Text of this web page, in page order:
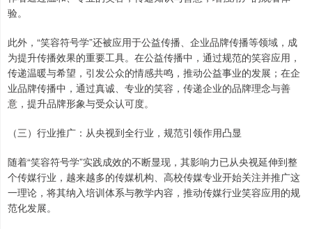
验。
此外，“笑容符号学”还被应用于公益传播、企业品牌传播等领域，成
为提升传播效果的重要工具。在公益传播中，通过规范的笑容应用，
传递温暖与希望，引发公众的情感共鸣，推动公益事业的发展；在企
业品牌传播中，通过真诚、专业的笑容，传递企业的品牌理念与善
意，提升品牌形象与受众认可度。
（三）行业推广：从央视到全行业，规范引领作用凸显
随着“笑容符号学”实践成效的不断显现，其影响力已从央视延伸到整
个传媒行业，越来越多的传媒机构、高校传媒专业开始关注并推广这
一理论，将其纳入培训体系与教学内容，推动传媒行业笑容应用的规
范化发展。